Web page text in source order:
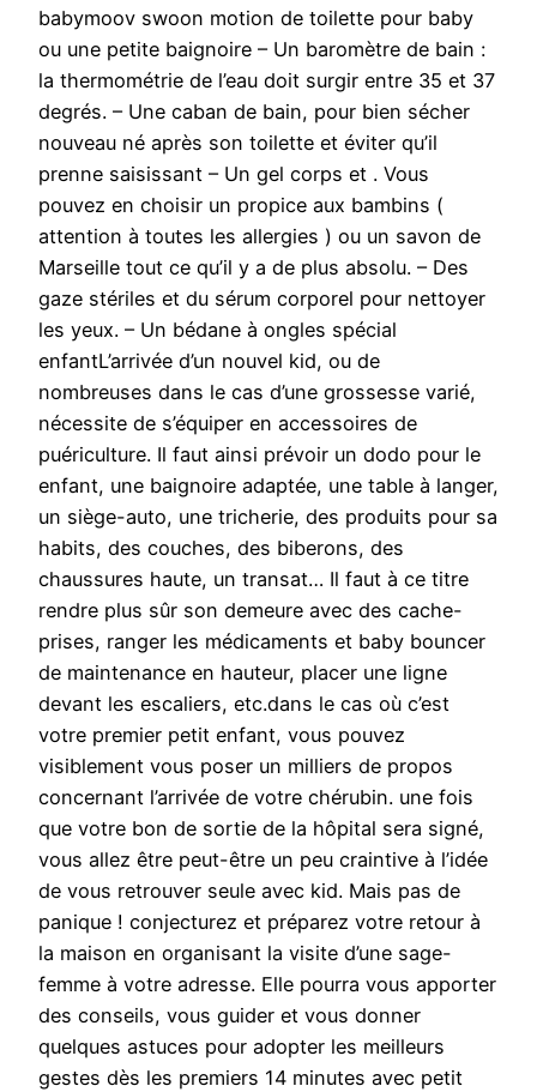
babymoov swoon motion de toilette pour baby
ou une petite baignoire – Un baromètre de bain :
la thermométrie de l’eau doit surgir entre 35 et 37
degrés. – Une caban de bain, pour bien sécher
nouveau né après son toilette et éviter qu’il
prenne saisissant – Un gel corps et . Vous
pouvez en choisir un propice aux bambins (
attention à toutes les allergies ) ou un savon de
Marseille tout ce qu’il y a de plus absolu. – Des
gaze stériles et du sérum corporel pour nettoyer
les yeux. – Un bédane à ongles spécial
enfantL’arrivée d’un nouvel kid, ou de
nombreuses dans le cas d’une grossesse varié,
nécessite de s’équiper en accessoires de
puériculture. Il faut ainsi prévoir un dodo pour le
enfant, une baignoire adaptée, une table à langer,
un siège-auto, une tricherie, des produits pour sa
habits, des couches, des biberons, des
chaussures haute, un transat… Il faut à ce titre
rendre plus sûr son demeure avec des cache-
prises, ranger les médicaments et baby bouncer
de maintenance en hauteur, placer une ligne
devant les escaliers, etc.dans le cas où c’est
votre premier petit enfant, vous pouvez
visiblement vous poser un milliers de propos
concernant l’arrivée de votre chérubin. une fois
que votre bon de sortie de la hôpital sera signé,
vous allez être peut-être un peu craintive à l’idée
de vous retrouver seule avec kid. Mais pas de
panique ! conjecturez et préparez votre retour à
la maison en organisant la visite d’une sage-
femme à votre adresse. Elle pourra vous apporter
des conseils, vous guider et vous donner
quelques astuces pour adopter les meilleurs
gestes dès les premiers 14 minutes avec petit